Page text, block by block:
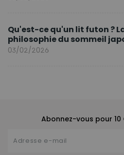
Qu'est-ce qu'un lit futon ?
philosophie du sommeil
03/02/2026
Abonnez-vous pour